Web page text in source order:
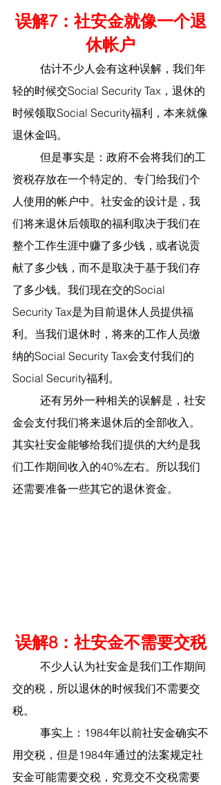
误解7：社安金就像一个退
休帐户
轻的时候交Social Security Tax，退休的
时候领取Social Security福利，本来就像
退休金吗。
资税存放在一个特定的、专门给我们个
人使用的帐户中。社安金的设计是，我
们将来退休后领取的福利取决于我们在
整个工作生涯中赚了多少钱，或者说贡
献了多少钱，而不是取决于基于我们存
了多少钱。我们现在交的Social
Security Tax是为目前退休人员提供福
利。当我们退休时，将来的工作人员缴
纳的Social Security Tax会支付我们的
Social Security福利。
金会支付我们将来退休后的全部收入。
其实社安金能够给我们提供的大约是我
们工作期间收入的40%左右。所以我们
还需要准备一些其它的退休资金。
误解8：社安金不需要交税
交的税，所以退休的时候我们不需要交
税。
用交税，但是1984年通过的法案规定社
安金可能需要交税，究竟交不交税需要